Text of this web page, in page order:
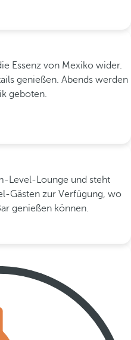
Essenz von Mexiko wider.
genießen. Abends werden
geboten.
Level-Lounge und steht
Gästen zur Verfügung, wo
genießen können.